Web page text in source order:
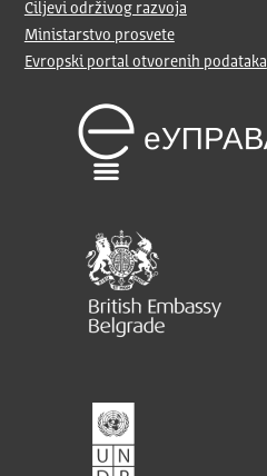
Ciljevi održivog razvoja
Ministarstvo prosvete
Evropski portal otvorenih podataka